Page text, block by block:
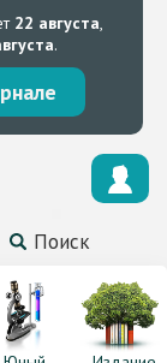
22 августа,
.
Поиск